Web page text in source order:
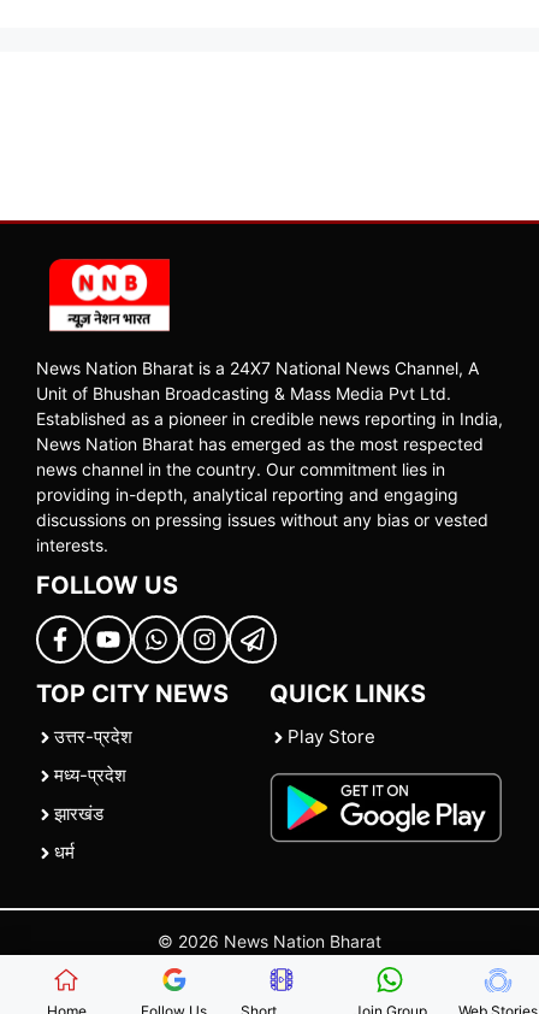
News Nation Bharat is a 24X7 National News Channel, A
Unit of Bhushan Broadcasting & Mass Media Pvt Ltd.
Established as a pioneer in credible news reporting in India,
News Nation Bharat has emerged as the most respected
news channel in the country. Our commitment lies in
providing in-depth, analytical reporting and engaging
discussions on pressing issues without any bias or vested
interests.
FOLLOW US
TOP CITY NEWS
उत्तर-प्रदेश
मध्य-प्रदेश
झारखंड
धर्म
QUICK LINKS
Play Store
© 2026 News Nation Bharat
Home| |Contact Us |Policies Terms and Conditions